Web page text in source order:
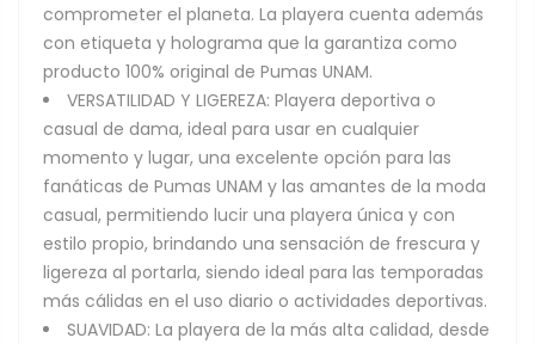
comprometer el planeta. La playera cuenta además
con etiqueta y holograma que la garantiza como
producto 100% original de Pumas UNAM.
VERSATILIDAD Y LIGEREZA: Playera deportiva o
casual de dama, ideal para usar en cualquier
momento y lugar, una excelente opción para las
fanáticas de Pumas UNAM y las amantes de la moda
casual, permitiendo lucir una playera única y con
estilo propio, brindando una sensación de frescura y
ligereza al portarla, siendo ideal para las temporadas
más cálidas en el uso diario o actividades deportivas.
SUAVIDAD: La playera de la más alta calidad, desde